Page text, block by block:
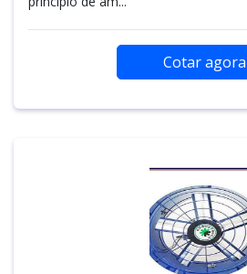
Cotar agora